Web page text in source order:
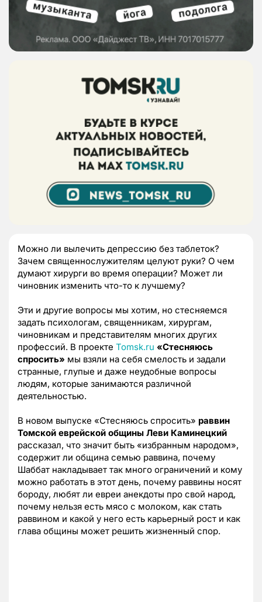
Можно ли вылечить депрессию без таблеток?
Зачем священнослужителям целуют руки? О чем
думают хирурги во время операции? Может ли
чиновник изменить что-то к лучшему?
Эти и другие вопросы мы хотим, но стесняемся
задать психологам, священникам, хирургам,
чиновникам и представителям многих других
профессий. В проекте Tomsk.ru «Стесняюсь
спросить» мы взяли на себя смелость и задали
странные, глупые и даже неудобные вопросы
людям, которые занимаются различной
деятельностью.
В новом выпуске «Стесняюсь спросить» раввин
Томской еврейской общины Леви Каминецкий
рассказал, что значит быть «избранным народом»,
содержит ли община семью раввина, почему
Шаббат накладывает так много ограничений и кому
можно работать в этот день, почему раввины носят
бороду, любят ли евреи анекдоты про свой народ,
почему нельзя есть мясо с молоком, как стать
раввином и какой у него есть карьерный рост и как
глава общины может решить жизненный спор.